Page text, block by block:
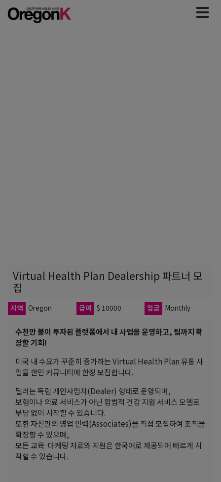
Virtual Health Plan Dealership 파트너 모
집
지역 Oregon 급여 $ 10000 임금 Monthly
수천만 불이 투자된 플랫폼에서 내 사업을 운영하고, 팀까지 확
장할 기회!
미국 내 수요가 꾸준히 증가하는 Virtual Health Plan 유통 사
업을 한인 커뮤니티에 한정 모집합니다.
딜러는 독립 개인사업자(Dealer) 형태로 운영되며,
보험이나 의료 서비스가 아닌 합법적 건강 지원 서비스 모델로
부담 없이 시작할 수 있습니다.
또한 자신만의 영업 인력(Associates)을 직접 모집하여 조직을
확장할 수 있으며,
모든 교육·마케팅 자료와 지원은 한국어로 제공되어 빠르게 시
작할 수 있습니다.